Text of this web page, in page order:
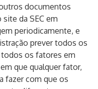
documentos
site da SEC em
periodicamente, e
prever todos os
os fatores em
que qualquer fator,
fazer com que os